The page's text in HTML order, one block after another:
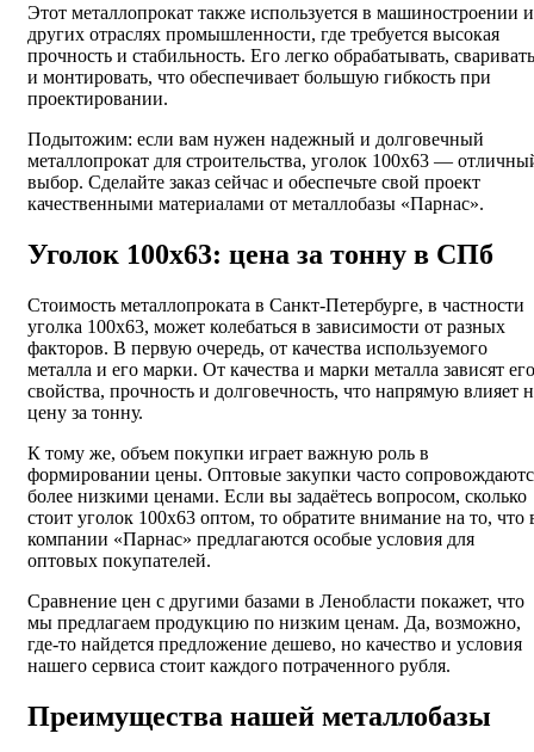
Этот металлопрокат также используется в машиностроении и
других отраслях промышленности, где требуется высокая
прочность и стабильность. Его легко обрабатывать, сваривать
и монтировать, что обеспечивает большую гибкость при
проектировании.
Подытожим: если вам нужен надежный и долговечный
металлопрокат для строительства, уголок 100х63 —
выбор. Сделайте заказ сейчас и обеспечьте свой проект
качественными материалами от металлобазы «Парнас».
Уголок 100х63: цена за тонну в СПб
Стоимость металлопроката в Санкт-Петербурге, в частности
уголка 100х63, может колебаться в зависимости от разных
факторов. В первую очередь, от качества используемого
металла и его марки. От качества и марки металла зависят его
свойства, прочность и долговечность, что напрямую влияет
цену за тонну.
К тому же, объем покупки играет важную роль в
формировании цены. Оптовые закупки часто
более низкими ценами. Если вы задаётесь вопросом, сколько
стоит уголок 100х63 оптом, то обратите внимание на то, что
компании «Парнас» предлагаются особые условия для
оптовых покупателей.
Сравнение цен с другими базами в Ленобласти покажет, что
мы предлагаем продукцию по низким ценам. Да, возможно,
где-то найдется предложение дешево, но качество и условия
нашего сервиса стоит каждого потраченного рубля.
Преимущества нашей металлобазы